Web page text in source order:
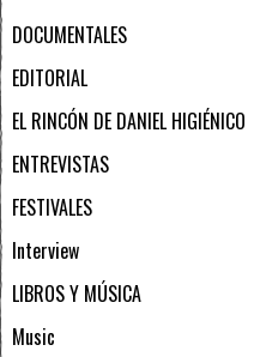
DOCUMENTALES
EDITORIAL
EL RINCÓN DE DANIEL HIGIÉNICO
ENTREVISTAS
FESTIVALES
Interview
LIBROS Y MÚSICA
Music